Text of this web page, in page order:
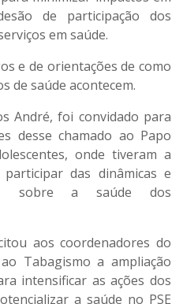
de participação dos
em saúde.
e de orientações de como
de saúde acontecem.
André, foi convidado para
desse chamado ao Papo
onde tiveram a
das dinâmicas e
sobre a saúde dos
aos coordenadores do
Tabagismo a ampliação
intensificar as ações dos
a saúde no PSE